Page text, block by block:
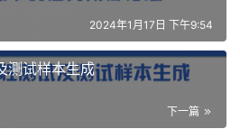
2024年1月17日 下午9:54
测试样本生成
下一篇